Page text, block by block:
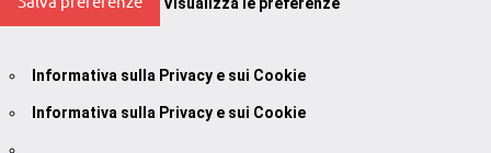
Informativa sulla Privacy e sui Cookie
Informativa sulla Privacy e sui Cookie